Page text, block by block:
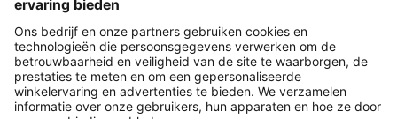
Payment and Delivery
Versleuteling met